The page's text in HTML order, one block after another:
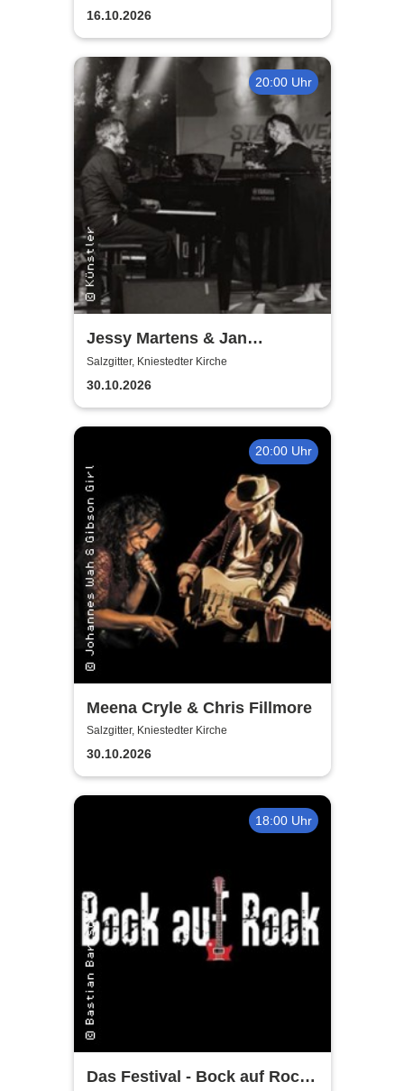
16.10.2026
20:00 Uhr
Jessy Martens & Jan
Fischer's Blues Support
Salzgitter, Kniestedter Kirche
30.10.2026
20:00 Uhr
Meena Cryle & Chris Fillmore
Salzgitter, Kniestedter Kirche
30.10.2026
18:00 Uhr
Das Festival - Bock auf Rock